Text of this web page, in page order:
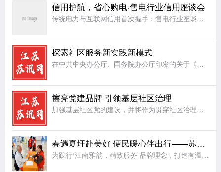
信用护航，省心购电·售电行业信用座谈会
传统电力与互联网信用首次握手：售电行业座谈会在杭召开，共探信用破题路径一场“互联网+电力”的跨界对话，正在让企业用电从“盲选”走向“省心选”。“十五五”规划明确提出建设能源强国，全国统一电力市场正朝着
探索社区服务新实践新模式
在中共中央办公厅、国务院办公厅印发的关于《加强社区工作者队伍建设的意见》中有明确意见，对社区工作者服务队伍建设提出了更高要求，社区工作者在日常工作当中，服务是首位，在切实把社区居民群众大小事情办好的同
擦亮党建品牌 引领基层社区治理
加强基层社区党的建设，并将作为贯穿社区治理的一条主线，让基层党组织建设成为引领基层社区治理的坚强堡垒。近年来，射阳县合德镇兴庆社区把基层社区治理工作和完善治理服务体制机制、服务设施、服务能力和水平建设
春遇夏圩赴美好 便民暖心伴出行——苏州地铁8号线夏圩站公益便民活动圆满举办
为践行“江南雅韵，精致服务”品牌理念，打造有温度的地铁公共空间，4月8日，苏州地铁8号线夏圩站联合姑苏区乐助社工事务所，成功举办“春遇夏圩·赴美好”公益便民主题活动。活动以春日便民、非遗手作、趣味互动